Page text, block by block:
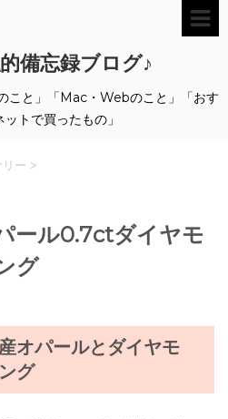
備忘録ブログ♪
こと」「Mac・Webのこと」「おす
トで買ったもの」
ー >
ール0.7ctダイヤモ
グ
オパールとダイヤモ
グ